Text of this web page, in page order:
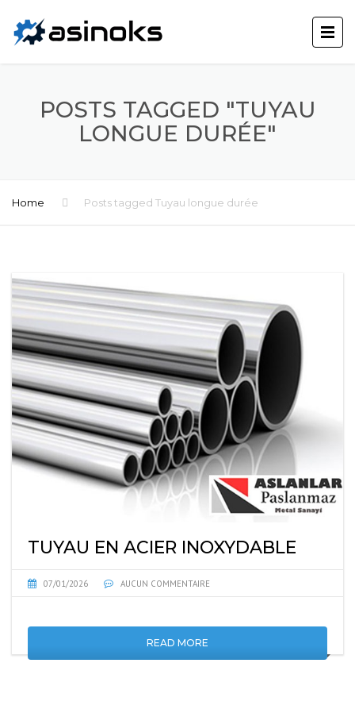
POSTS TAGGED "TUYAU
LONGUE DURÉE"
Home Posts tagged Tuyau longue durée
TUYAU EN ACIER INOXYDABLE
07/01/2026 AUCUN COMMENTAIRE
READ MORE